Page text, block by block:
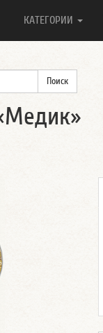
КАТЕГОРИИ